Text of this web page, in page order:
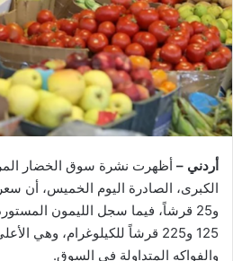
أردني – أظهرت نشرة سوق الخضار
و25 قرشاً، فيما سجل الليمون
125 و225 قرشاً للكيلوغرام، وهي
والفواكه المتداولة في السوق.